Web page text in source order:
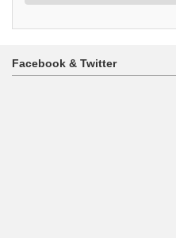
ー
Facebook & Twitter